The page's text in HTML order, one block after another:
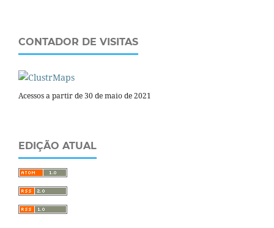
CONTADOR DE VISITAS
Acessos a partir de 30 de maio de 2021
EDIÇÃO ATUAL